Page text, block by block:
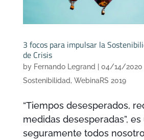
3 focos para impulsar la
de Crisis
by Fernando Legrand | 04/14/2020
Sostenibilidad, WebinaRS 2019
“Tiempos desesperados,
medidas desesperadas”,
seguramente todos